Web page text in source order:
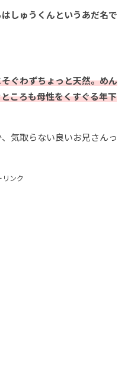
しゅうくんというあだ名で
ぐわずちょっと天然。めん
ころも母性をくすぐる年下
気取らない良いお兄さんっ
リンク